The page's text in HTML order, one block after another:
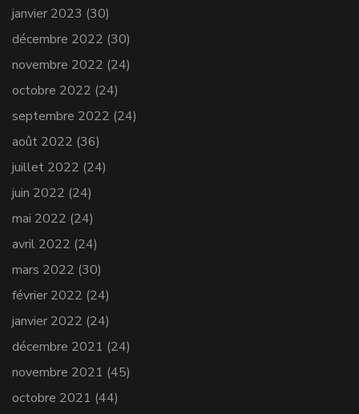
janvier 2023 (30)
décembre 2022 (30)
novembre 2022 (24)
octobre 2022 (24)
septembre 2022 (24)
août 2022 (36)
juillet 2022 (24)
juin 2022 (24)
mai 2022 (24)
avril 2022 (24)
mars 2022 (30)
février 2022 (24)
janvier 2022 (24)
décembre 2021 (24)
novembre 2021 (45)
octobre 2021 (44)